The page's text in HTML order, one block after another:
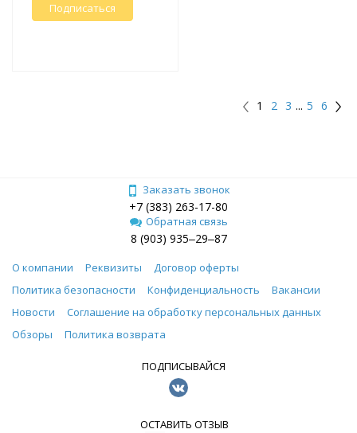
Подписаться
1 2 3 ... 5 6
Заказать звонок
+7 (383) 263-17-80
Обратная связь
8 (903) 935‒29‒87
О компании Реквизиты
Договор оферты
Политика безопасности
Конфиденциальность
Вакансии
Новости
Соглашение на обработку персональных данных
Обзоры
Политика возврата
ПОДПИСЫВАЙСЯ
ОСТАВИТЬ ОТЗЫВ